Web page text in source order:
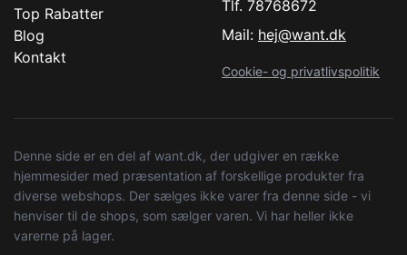
Top Rabatter
Blog
Kontakt
Tlf. 78768672
Mail: hej@want.dk
Cookie- og privatlivspolitik
Denne side er en del af want.dk, der udgiver en række
hjemmesider med præsentation af forskellige produkter fra
diverse webshops. Der sælges ikke varer fra denne side - vi
henviser til de shops, som sælger varen. Vi har heller ikke
varerne på lager.